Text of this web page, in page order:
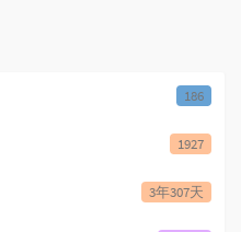
186
1927
3年307天